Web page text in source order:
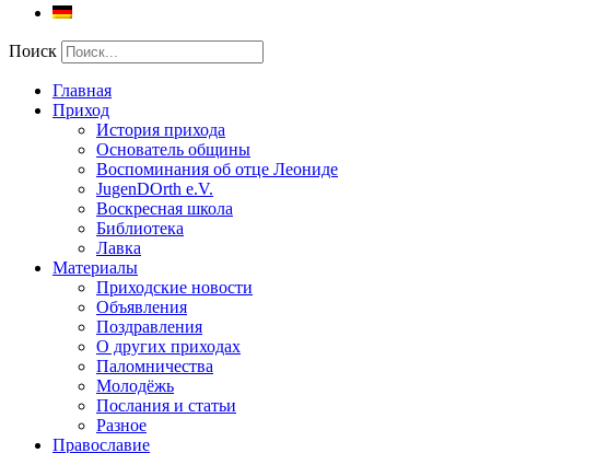
Поиск
Главная
Приход
История прихода
Основатель общины
Воспоминания об отце Леониде
JugenDOrth e.V.
Воскресная школа
Библиотека
Лавка
Материалы
Приходские новости
Объявления
Поздравления
О других приходах
Паломничества
Молодёжь
Послания и статьи
Разное
Православие